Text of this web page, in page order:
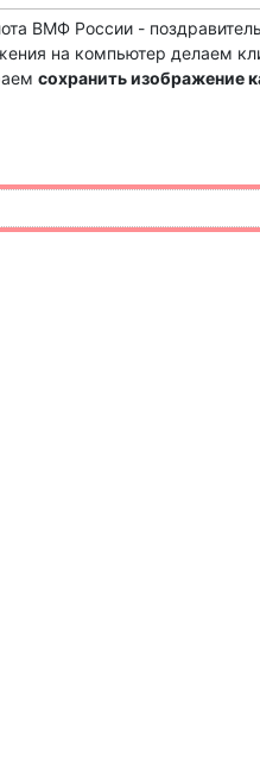
флота
ВМФ России -
на компьютер делаем
сохранить изображение
главкома РФ к